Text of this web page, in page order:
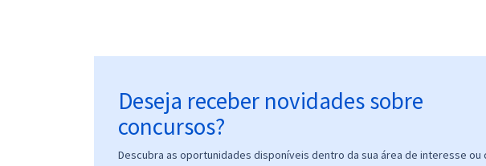
Deseja receber novidades sobre
concursos?
Descubra as oportunidades disponíveis dentro da sua área de interesse ou